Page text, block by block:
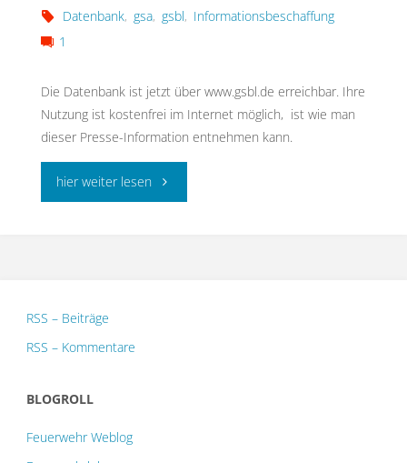
Datenbank, gsa, gsbl, Informationsbeschaffung
1
Die Datenbank ist jetzt über www.gsbl.de erreichbar. Ihre
Nutzung ist kostenfrei im Internet möglich, ist wie man
dieser Presse-Information entnehmen kann.
hier weiter lesen"Gemeinsame
RSS – Beiträge
RSS – Kommentare
BLOGROLL
Feuerwehr Weblog